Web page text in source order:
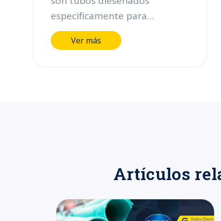
especificamente para
proteger los cables eléctricos
en lugares y áreas clasificadas
certificación UL 6 y se fabrican
en instalaciones certificadas
por la ISOO 9001-2000. En
Dielco presentamos el tubo
Ver más
Artículos